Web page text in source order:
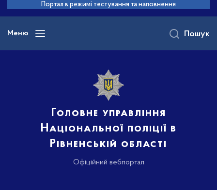
основного
вмісту
Портал в режимі тестування та наповнення
Меню
Головне управління
Національної поліції в
Рівненській області
Офіційний вебпортал
Пошук